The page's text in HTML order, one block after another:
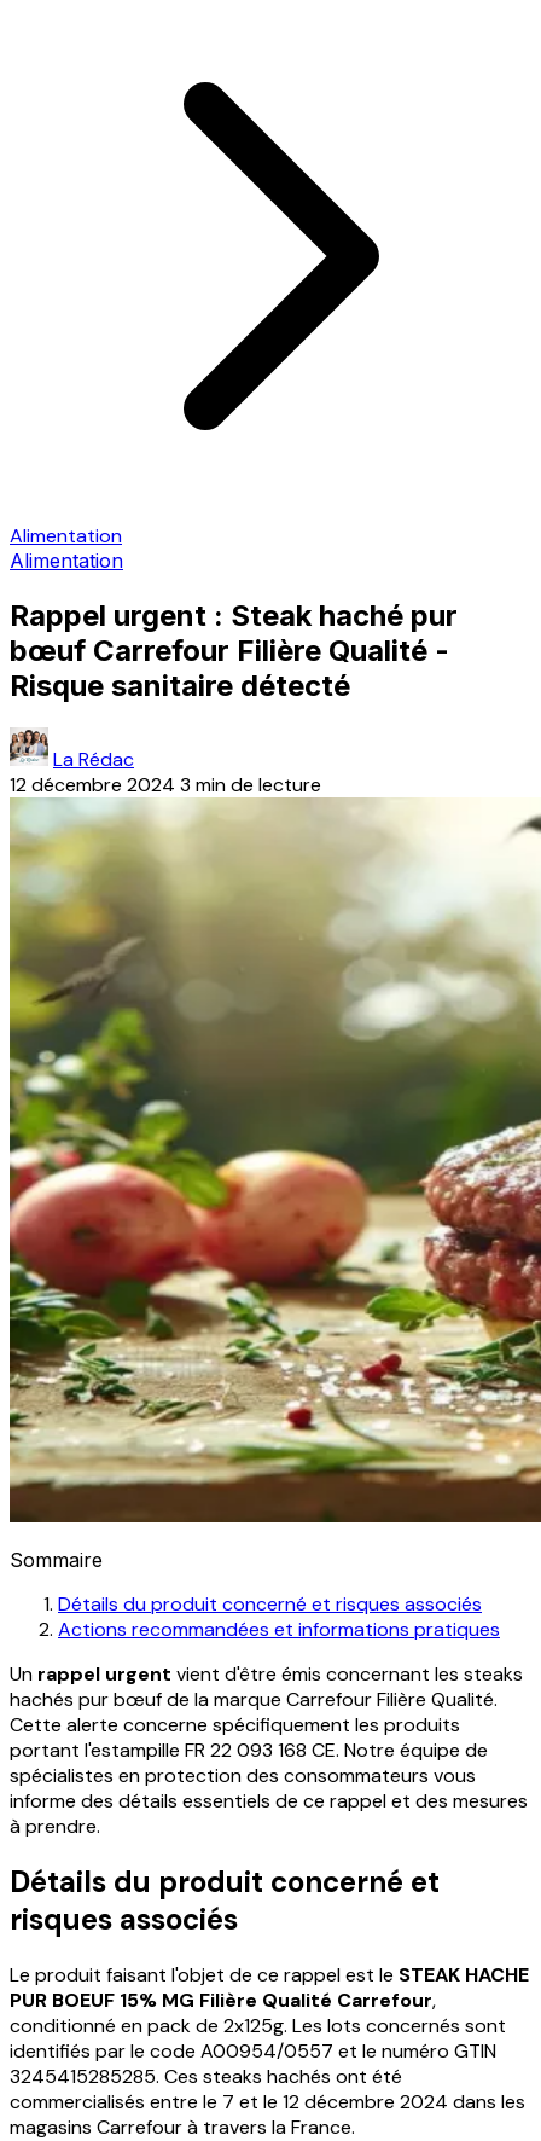
Alimentation
Alimentation
Rappel urgent : Steak haché pur
bœuf Carrefour Filière Qualité -
Risque sanitaire détecté
La Rédac
12 décembre 2024 3 min de lecture
Sommaire
Détails du produit concerné et risques associés
Actions recommandées et informations pratiques
Un rappel urgent vient d'être émis concernant les steaks
hachés pur bœuf de la marque Carrefour Filière Qualité.
Cette alerte concerne spécifiquement les produits
portant l'estampille FR 22 093 168 CE. Notre équipe de
spécialistes en protection des consommateurs vous
informe des détails essentiels de ce rappel et des mesures
à prendre.
Détails du produit concerné et
risques associés
Le produit faisant l'objet de ce rappel est le STEAK HACHE
PUR BOEUF 15% MG Filière Qualité Carrefour,
conditionné en pack de 2x125g. Les lots concernés sont
identifiés par le code A00954/0557 et le numéro GTIN
3245415285285. Ces steaks hachés ont été
commercialisés entre le 7 et le 12 décembre 2024 dans les
magasins Carrefour à travers la France.